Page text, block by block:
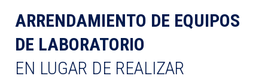
ARRENDAMIENTO DE EQUIPOS
DE LABORATORIO
EN LUGAR DE REALIZAR